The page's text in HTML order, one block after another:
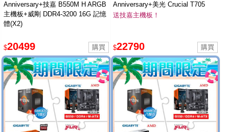
Anniversary+技嘉 B550M H ARGB
主機板+威剛 DDR4-3200 16G 記憶
體(X2)
$20499
Anniversary+美光 Crucial T705
2TB(含散熱片)M.2 SSD ★送技嘉
送技嘉主機板！
$22790